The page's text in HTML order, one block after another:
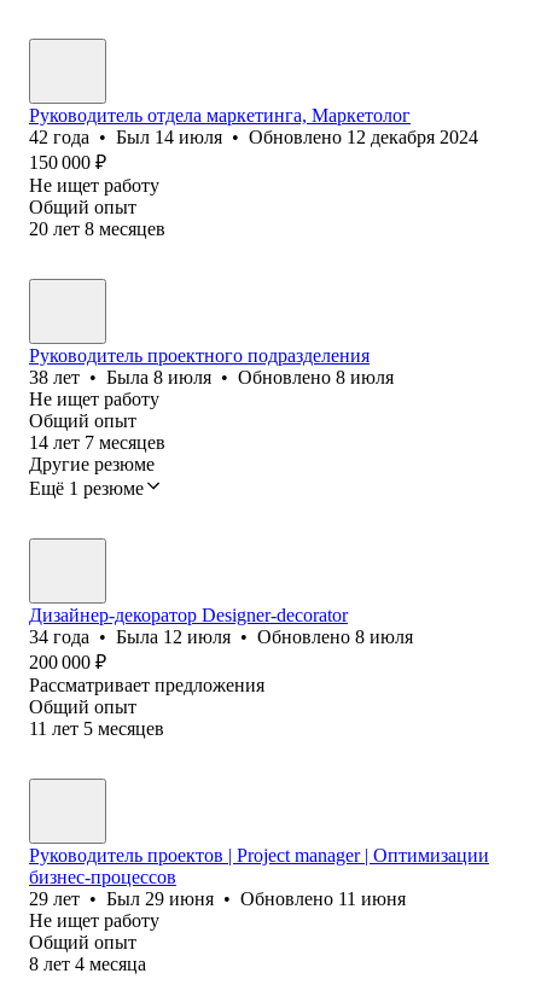
Руководитель отдела маркетинга, Маркетолог
42 года • Был 14 июля • Обновлено 12 декабря 2024
150 000 ₽
Не ищет работу
Общий опыт
20 лет 8 месяцев
Руководитель проектного подразделения
38 лет • Была 8 июля • Обновлено 8 июля
Не ищет работу
Общий опыт
14 лет 7 месяцев
Другие резюме
Ещё 1 резюме
Дизайнер-декоратор Designer-decorator
34 года • Была 12 июля • Обновлено 8 июля
200 000 ₽
Рассматривает предложения
Общий опыт
11 лет 5 месяцев
Руководитель проектов | Project manager | Оптимизации
бизнес-процессов
29 лет • Был 29 июня • Обновлено 11 июня
Не ищет работу
Общий опыт
8 лет 4 месяца